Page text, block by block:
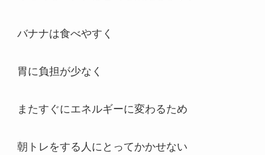
バナナは食べやすく
胃に負担が少なく
またすぐにエネルギーに変わるため
朝トレをする人にとってかかせない